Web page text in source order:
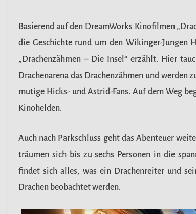
Basierend auf den DreamWorks Kinofilmen
die Geschichte rund um den Wikinger-Jungen
„Drachenzähmen – Die Insel“ erzählt. Hier
Drachenarena das Drachenzähmen und
mutige Hicks- und Astrid-Fans. Auf dem Weg
Kinohelden.
Auch nach Parkschluss geht das Abenteuer
träumen sich bis zu sechs Personen in die
findet sich alles, was ein Drachenreiter und
Drachen beobachtet werden.